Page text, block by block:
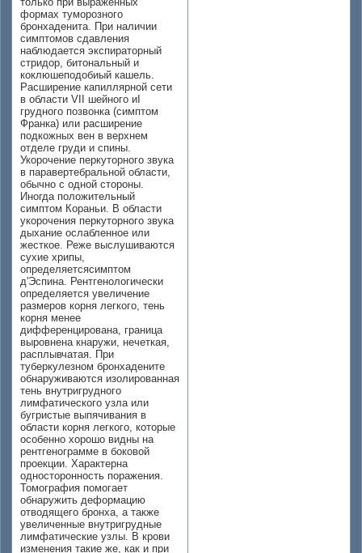
формах туморозного
бронхаденита. При наличии
симптомов сдавления
наблюдается экспираторный
стридор, битональный и
коклюшеподобиый кашель.
Расширение капиллярной сети
в области VII шейного иI
грудного позвонка (симптом
Франка) или расширение
подкожных вен в верхнем
отделе груди и спины.
Укорочение перкуторного звука
в паравертебральной области,
обычно с одной стороны.
Иногда положительный
симптом Кораньи. В области
укорочения перкуторного звука
дыхание ослабленное или
жесткое. Реже выслушиваются
сухие хрипы,
определяетсясимптом
д'Эспина. Рентгенологически
определяется увеличение
размеров корня легкого, тень
корня менее
дифференцирована, граница
выровнена кнаружи, нечеткая,
расплывчатая. При
туберкулезном бронхадените
обнаруживаются изолированная
тень внутригрудного
лимфатического узла или
бугристые выпячивания в
области корня легкого, которые
особенно хорошо видны на
рентгенограмме в боковой
проекции. Характерна
односторонность поражения.
Томография помогает
обнаружить деформацию
отводящего бронха, а также
увеличенные внутригрудные
лимфатические узлы. В крови
изменения такие же, как и при